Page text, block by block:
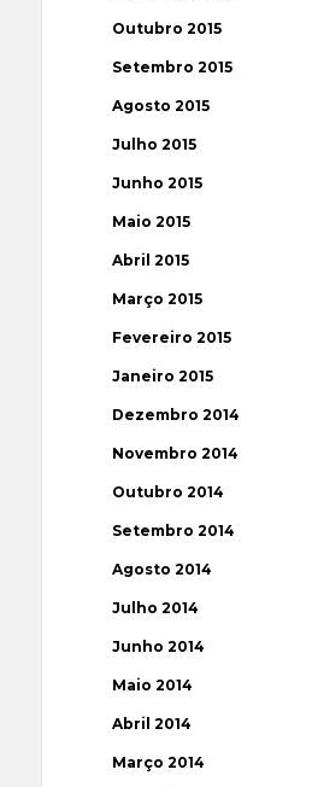
Outubro 2015
Setembro 2015
Agosto 2015
Julho 2015
Junho 2015
Maio 2015
Abril 2015
Março 2015
Fevereiro 2015
Janeiro 2015
Dezembro 2014
Novembro 2014
Outubro 2014
Setembro 2014
Agosto 2014
Julho 2014
Junho 2014
Maio 2014
Abril 2014
Março 2014